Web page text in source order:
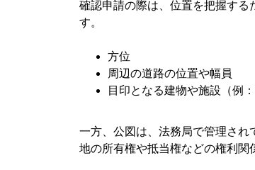
確認申請の際は、位置を把握す
す。
方位
周辺の道路の位置や幅員
目印となる建物や施設（例
一方、公図は、法務局で管理され
地の所有権や抵当権などの権利関